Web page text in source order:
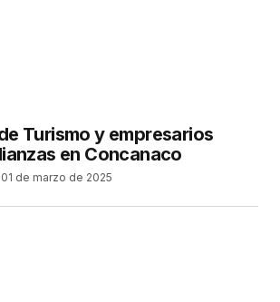
Turismo y empresarios
en Concanaco
01 de marzo de 2025